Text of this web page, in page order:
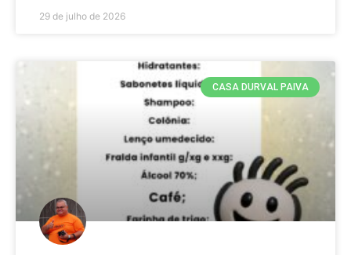
29 de julho de 2026
CASA DURVAL PAIVA